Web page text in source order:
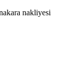
nakliyesi